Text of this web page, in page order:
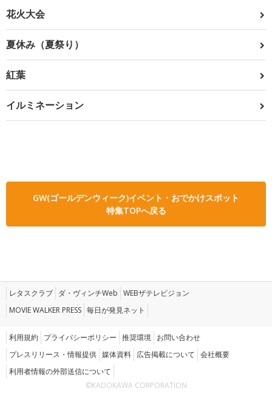
花火大会
夏休み（夏祭り）
紅葉
イルミネーション
GW(ゴールデンウィーク)イベント・おでかけスポット
特集TOPへ戻る
レタスクラブ ダ・ヴィンチWeb WEBザテレビジョン
MOVIE WALKER PRESS 毎日が発見ネット
利用規約 プライバシーポリシー 推奨環境 お問い合わせ
プレスリリース・情報提供 媒体資料 広告掲載について 会社概要
利用者情報の外部送信について
©KADOKAWA CORPORATION